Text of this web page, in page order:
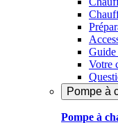
Guide
Votre
Pompe à
Pompe à